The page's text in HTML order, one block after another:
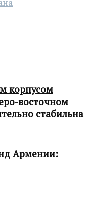
корпусом
восточном
стабильна
Армении: